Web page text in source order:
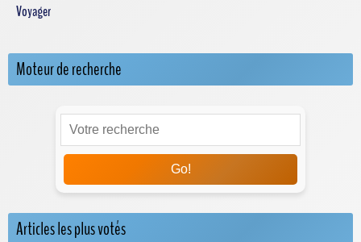
Voyager
Moteur de recherche
Go!
Articles les plus votés